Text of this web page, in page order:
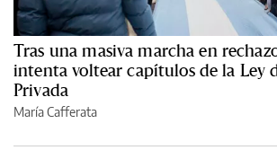
Tras una masiva marcha en
intenta voltear capítulos de la Ley
Privada
María Cafferata